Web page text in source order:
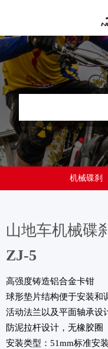
机械碟刹
山地车机械碟
ZJ-5
高强度铸造铝合金卡钳
球形垫片结构便于安装和
活动法兰以及平面轴承设
防泥拉杆设计，无橡胶圈
安装类型：51mm标准安